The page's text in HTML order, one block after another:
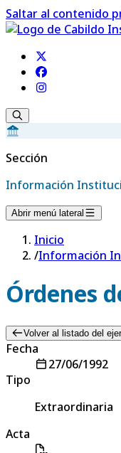
Saltar al contenido
Sección
Información
Abrir menú lateral
Inicio
/Información
Órdenes
Volver al listado del
Fecha
27/06/1992
Tipo
Extraordinaria
Acta